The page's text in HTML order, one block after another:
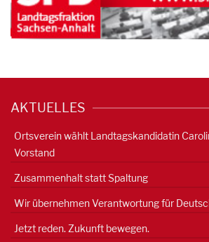
AKTUELLES
Ortsverein wählt Landtagskandidatin
Vorstand
Zusammenhalt statt Spaltung
Wir übernehmen Verantwortung für
Jetzt reden. Zukunft bewegen.